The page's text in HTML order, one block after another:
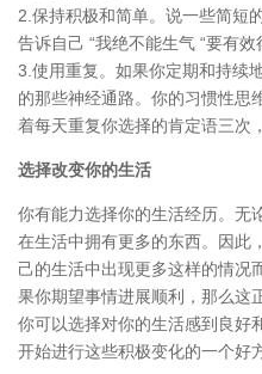
2.保持积极和简单。说一些简短
告诉自己 “我绝不能生气 “要有效
3.使用重复。如果你定期和持续
的那些神经通路。你的习惯性思
着每天重复你选择的肯定语三次
选择改变你的生活
你有能力选择你的生活经历。无
在生活中拥有更多的东西。因此
己的生活中出现更多这样的情况
果你期望事情进展顺利，那么这
你可以选择对你的生活感到良好
开始进行这些积极变化的一个好